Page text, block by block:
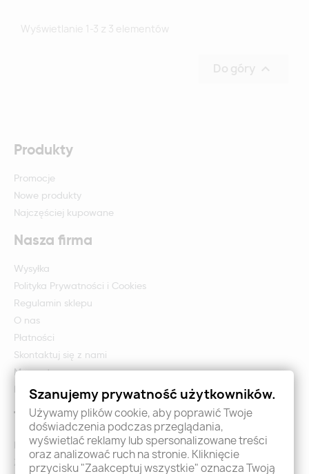
Wyświetlanie 1-3 z 3 elementów
Do góry 
Produkty
Promocje
Nowe produkty
Najczęściej kupowane
Nasza firma
Wysyłka
Polityka Prywatności i Cookies
Regulamin sklepu
O nas
Płatności
Skontaktuj się z nami
Mapa strony
Formularz zwrotu i reklamacji
Twoje konto
Logowanie
Załóż konto - Rejestracja
Szanujemy prywatność użytkowników.
Używamy plików cookie, aby poprawić Twoje
doświadczenia podczas przeglądania,
wyświetlać reklamy lub spersonalizowane treści
oraz analizować ruch na stronie. Kliknięcie
przycisku "Zaakceptuj wszystkie" oznacza Twoją